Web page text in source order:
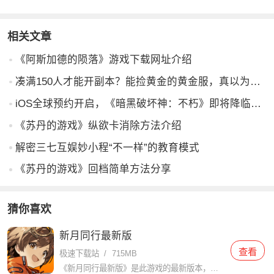
相关文章
《阿斯加德的陨落》游戏下载网址介绍
凑满150人才能开副本？能捡黄金的黄金服，真以为自己是中国第一了？
iOS全球预约开启，《暗黑破坏神：不朽》即将降临中国
《苏丹的游戏》纵欲卡消除方法介绍
解密三七互娱妙小程“不一样”的教育模式
《苏丹的游戏》回档简单方法分享
猜你喜欢
新月同行最新版
极速下载站 / 715MB
《新月同行最新版》是此游戏的最新版本，让你可以玩最新的内容，游戏中玩家将扮演一个探险家，跟随新月同行，探索神秘的岛屿，解决各种谜题，收集宝藏，并与其他玩家一起合作完成任务。游戏画面精美，音效逼真，玩法
查看